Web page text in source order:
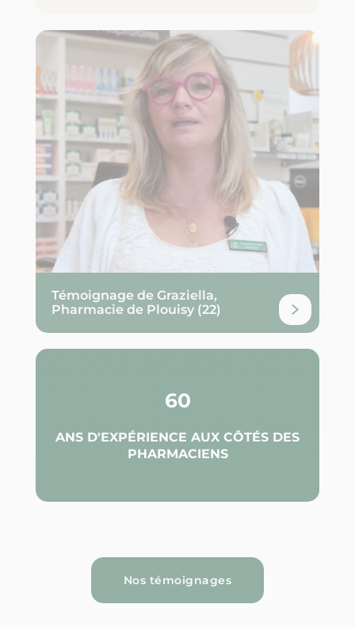
Témoignage de Graziella,
Pharmacie de Plouisy (22)
60
ANS D'EXPÉRIENCE AUX CÔTÉS DES
PHARMACIENS
Nos témoignages